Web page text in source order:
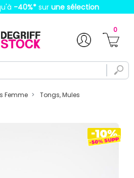
-40%* sur une sélection
0
Femme
Tongs, Mules